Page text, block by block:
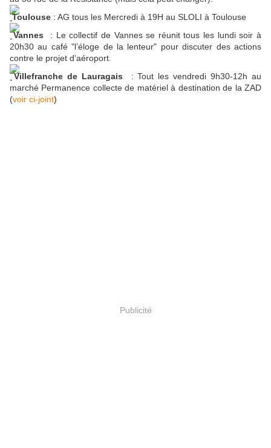
Toulouse : AG tous les Mercredi à 19H au SLOLI à Toulouse
Vannes : Le collectif de Vannes se réunit tous les lundi soir à
20h30 au café "l’éloge de la lenteur" pour discuter des actions
contre le projet d’aéroport.
Villefranche de Lauragais : Tout les vendredi 9h30-12h au
marché Permanence collecte de matériel à destination de la ZAD
(voir ci-joint)
Publicité